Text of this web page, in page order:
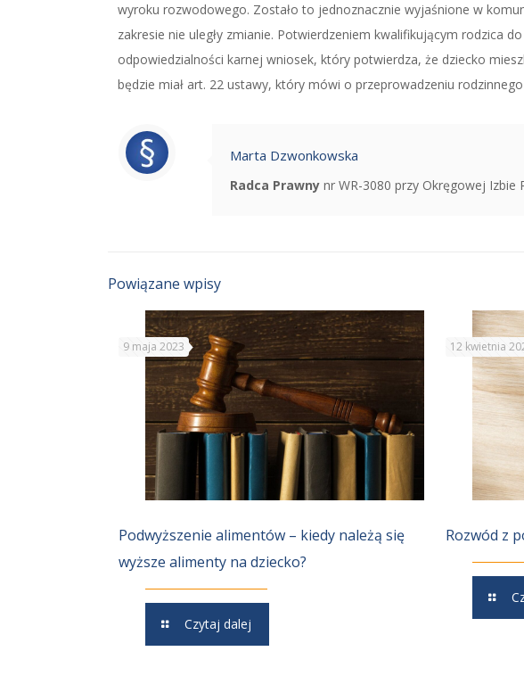
wyroku rozwodowego. Zostało to jednoznacznie wyjaśnione w
zakresie nie uległy zmianie. Potwierdzeniem kwalifikującym rodzica
odpowiedzialności karnej wniosek, który potwierdza, że dziecko
będzie miał art. 22 ustawy, który mówi o przeprowadzeniu
Marta Dzwonkowska
Radca Prawny nr WR-3080 przy Okręgowej Izbie
Powiązane wpisy
9 maja 2023
Podwyższenie alimentów – kiedy należą się
wyższe alimenty na dziecko?
Czytaj dalej
12 kwietnia
Rozwód z